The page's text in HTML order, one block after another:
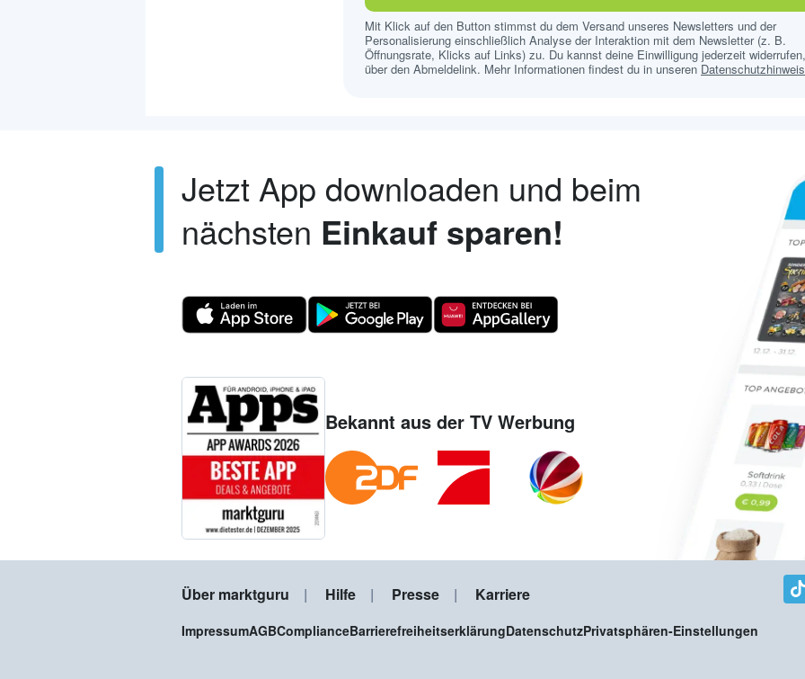
Mit Klick auf den Button stimmst du dem Versand unseres Newsletters und der
Personalisierung einschließlich Analyse der Interaktion mit dem Newsletter (z. B.
Öffnungsrate, Klicks auf Links) zu. Du kannst deine Einwilligung jederzeit
über den Abmeldelink. Mehr Informationen findest du in unseren
Jetzt App downloaden und beim
nächsten Einkauf sparen!
Bekannt aus der TV Werbung
Über marktguru Hilfe Presse Karriere
ImpressumAGBComplianceBarrierefreiheitserklärungDatenschutzPrivatsphären-Einstellungen